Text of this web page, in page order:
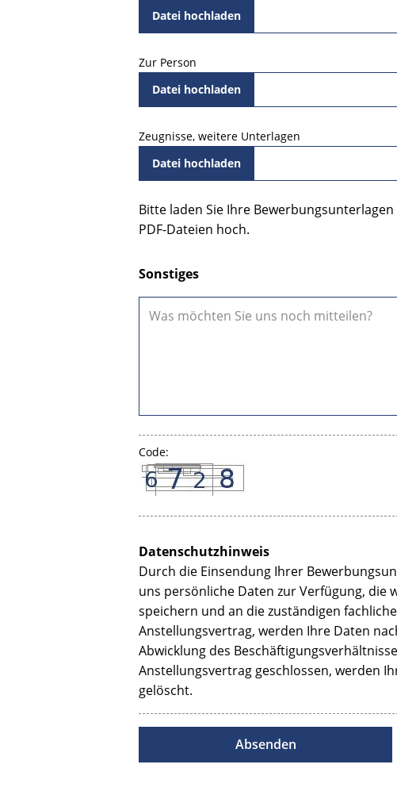
Datei hochladen
Zur Person
Datei hochladen
Zeugnisse, weitere Unterlagen
Datei hochladen
Bitte laden Sie Ihre
PDF-Dateien hoch.
Sonstiges
Code:
Datenschutzhinweis
Durch die Einsendung Ihrer
uns persönliche Daten zur Verfügung, die
speichern und an die zuständigen
Anstellungsvertrag, werden Ihre Daten
Abwicklung des
Anstellungsvertrag geschlossen, werden
gelöscht.